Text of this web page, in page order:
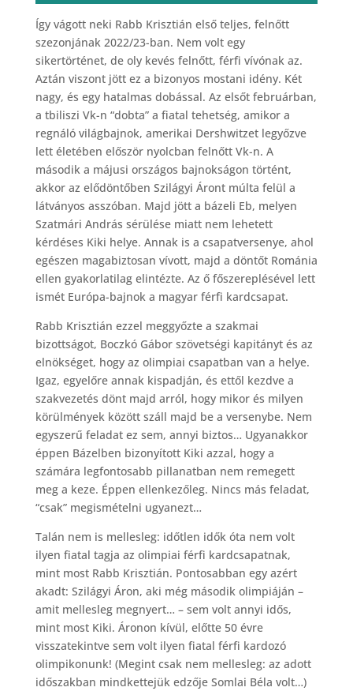
Így vágott neki Rabb Krisztián első teljes, felnőtt
szezonjának 2022/23-ban. Nem volt egy
sikertörténet, de oly kevés felnőtt, férfi vívónak az.
Aztán viszont jött ez a bizonyos mostani idény. Két
nagy, és egy hatalmas dobással. Az elsőt februárban,
a tbiliszi Vk-n “dobta” a fiatal tehetség, amikor a
regnáló világbajnok, amerikai Dershwitzet legyőzve
lett életében először nyolcban felnőtt Vk-n. A
második a májusi országos bajnokságon történt,
akkor az elődöntőben Szilágyi Áront múlta felül a
látványos asszóban. Majd jött a bázeli Eb, melyen
Szatmári András sérülése miatt nem lehetett
kérdéses Kiki helye. Annak is a csapatversenye, ahol
egészen magabiztosan vívott, majd a döntőt Románia
ellen gyakorlatilag elintézte. Az ő főszereplésével lett
ismét Európa-bajnok a magyar férfi kardcsapat.
Rabb Krisztián ezzel meggyőzte a szakmai
bizottságot, Boczkó Gábor szövetségi kapitányt és az
elnökséget, hogy az olimpiai csapatban van a helye.
Igaz, egyelőre annak kispadján, és ettől kezdve a
szakvezetés dönt majd arról, hogy mikor és milyen
körülmények között száll majd be a versenybe. Nem
egyszerű feladat ez sem, annyi biztos… Ugyanakkor
éppen Bázelben bizonyított Kiki azzal, hogy a
számára legfontosabb pillanatban nem remegett
meg a keze. Éppen ellenkezőleg. Nincs más feladat,
“csak” megismételni ugyanezt…
Talán nem is mellesleg: időtlen idők óta nem volt
ilyen fiatal tagja az olimpiai férfi kardcsapatnak,
mint most Rabb Krisztián. Pontosabban egy azért
akadt: Szilágyi Áron, aki még második olimpiáján –
amit mellesleg megnyert… – sem volt annyi idős,
mint most Kiki. Áronon kívül, előtte 50 évre
visszatekintve sem volt ilyen fiatal férfi kardozó
olimpikonunk! (Megint csak nem mellesleg: az adott
időszakban mindkettejük edzője Somlai Béla volt…)